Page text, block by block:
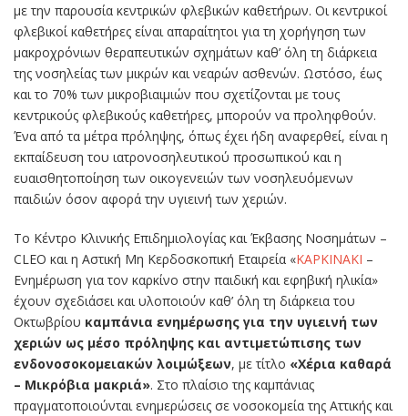
με την παρουσία κεντρικών φλεβικών καθετήρων. Οι κεντρικοί
φλεβικοί καθετήρες είναι απαραίτητοι για τη χορήγηση των
μακροχρόνιων θεραπευτικών σχημάτων καθ’ όλη τη διάρκεια
της νοσηλείας των μικρών και νεαρών ασθενών. Ωστόσο, έως
και το 70% των μικροβιαιμιών που σχετίζονται με τους
κεντρικούς φλεβικούς καθετήρες, μπορούν να προληφθούν.
Ένα από τα μέτρα πρόληψης, όπως έχει ήδη αναφερθεί, είναι η
εκπαίδευση του ιατρονοσηλευτικού προσωπικού και η
ευαισθητοποίηση των οικογενειών των νοσηλευόμενων
παιδιών όσον αφορά την υγιεινή των χεριών.
Το Κέντρο Κλινικής Επιδημιολογίας και Έκβασης Νοσημάτων –
CLEO και η Αστική Μη Κερδοσκοπική Εταιρεία «ΚΑΡΚΙΝΑΚΙ –
Ενημέρωση για τον καρκίνο στην παιδική και εφηβική ηλικία»
έχουν σχεδιάσει και υλοποιούν καθ’ όλη τη διάρκεια του
Οκτωβρίου καμπάνια ενημέρωσης για την υγιεινή των
χεριών ως μέσο πρόληψης και αντιμετώπισης των
ενδονοσοκομειακών λοιμώξεων, με τίτλο «Χέρια καθαρά
– Μικρόβια μακριά». Στο πλαίσιο της καμπάνιας
πραγματοποιούνται ενημερώσεις σε νοσοκομεία της Αττικής και